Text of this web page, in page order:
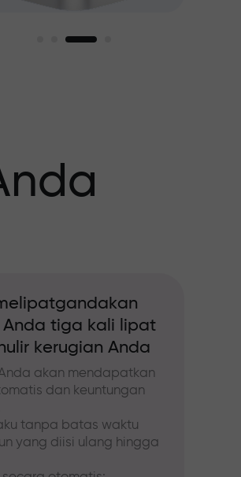
Anda tiga kali lipat
kerugian Anda
akan mendapatkan
dan keuntungan
tanpa batas waktu
yang diisi ulang hingga